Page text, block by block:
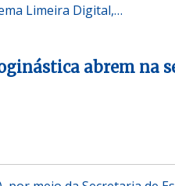
Limeira Digital,…
abrem na